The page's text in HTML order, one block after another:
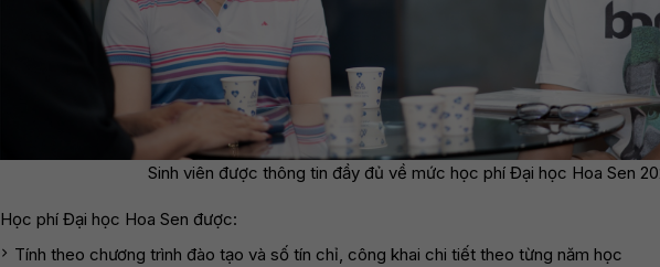
Sinh viên được thông tin đầy đủ về mức học phí Đại học Hoa Sen
Học phí Đại học Hoa Sen được:
Tính theo chương trình đào tạo và số tín chỉ, công khai chi tiết theo từng năm học